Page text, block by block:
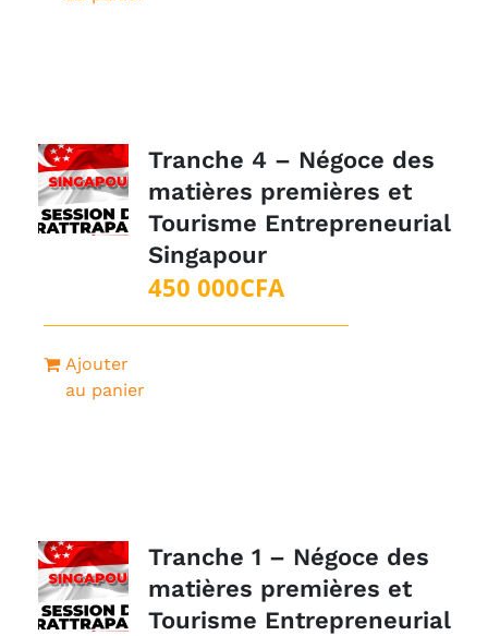
Tranche 4 – Négoce des
matières premières et
Tourisme Entrepreneurial
Singapour
450 000CFA
Ajouter
au panier
Tranche 1 – Négoce des
matières premières et
Tourisme Entrepreneurial